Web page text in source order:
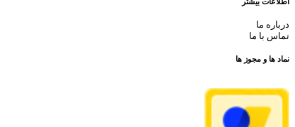
اطلاعات بیشتر
درباره ما
تماس با ما
نماد ها و مجوز ها